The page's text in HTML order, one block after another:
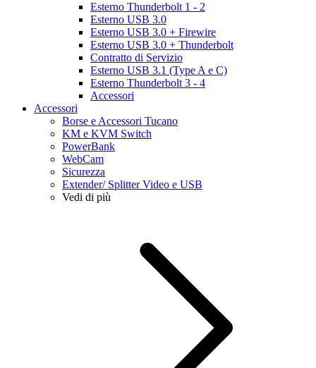
Esterno Thunderbolt 1 - 2
Esterno USB 3.0
Esterno USB 3.0 + Firewire
Esterno USB 3.0 + Thunderbolt
Contratto di Servizio
Esterno USB 3.1 (Type A e C)
Esterno Thunderbolt 3 - 4
Accessori
Accessori
Borse e Accessori Tucano
KM e KVM Switch
PowerBank
WebCam
Sicurezza
Extender/ Splitter Video e USB
Vedi di più